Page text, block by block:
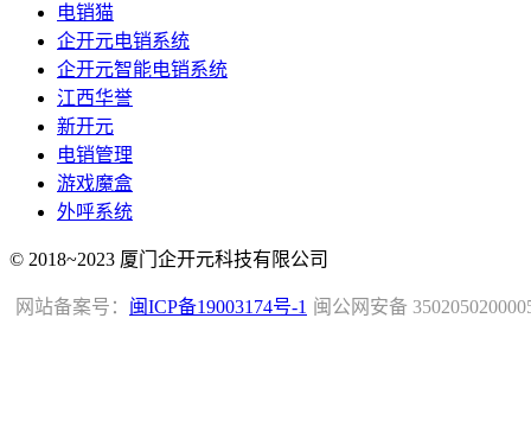
电销猫
企开元电销系统
企开元智能电销系统
江西华誉
新开元
电销管理
游戏魔盒
外呼系统
© 2018~2023 厦门企开元科技有限公司
闽公网安备
网站备案号： 闽ICP备19003174号-1